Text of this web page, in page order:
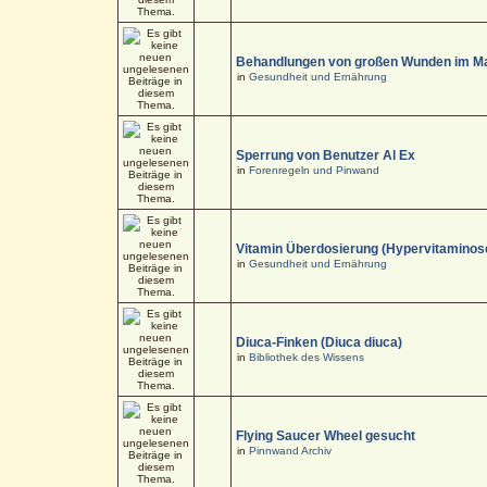
Behandlungen von großen Wunden im
in Gesundheit und Ernährung
Sperrung von Benutzer Al Ex
in Forenregeln und Pinwand
Vitamin Überdosierung
in Gesundheit und Ernährung
Diuca-Finken (Diuca diuca)
in Bibliothek des Wissens
Flying Saucer Wheel gesucht
in Pinnwand Archiv